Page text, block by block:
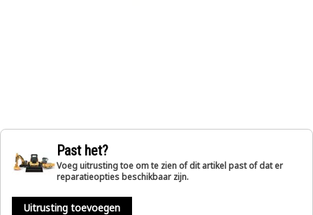
Past het?
Voeg uitrusting toe om te zien of dit artikel past of dat er
reparatieopties beschikbaar zijn.
Uitrusting toevoegen